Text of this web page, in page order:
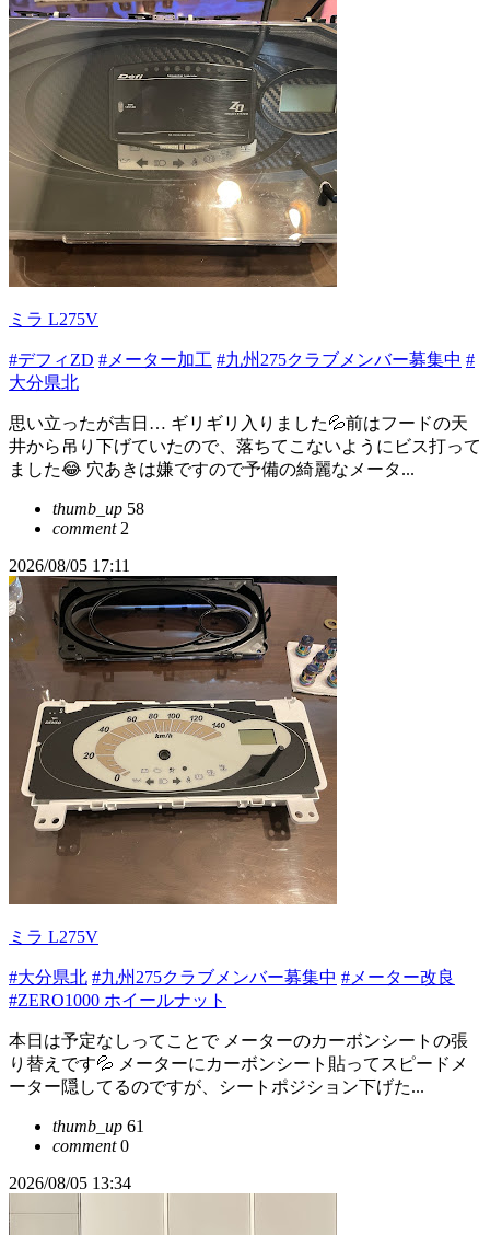
ミラ L275V
#デフィZD #メーター加工 #九州275クラブメンバー募集中 #
大分県北
思い立ったが吉日… ギリギリ入りました💦前はフードの天
井から吊り下げていたので、落ちてこないようにビス打って
ました😂 穴あきは嫌ですので予備の綺麗なメータ...
thumb_up 58
comment2
2026/08/05 17:11
ミラ L275V
#大分県北 #九州275クラブメンバー募集中 #メーター改良
#ZERO1000 ホイールナット
本日は予定なしってことで メーターのカーボンシートの張
り替えです💦 メーターにカーボンシート貼ってスピードメ
ーター隠してるのですが、シートポジション下げた...
thumb_up 61
comment0
2026/08/05 13:34